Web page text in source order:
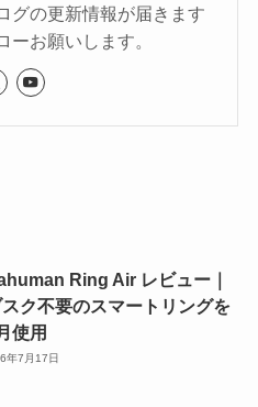
グの更新情報が届きます
ーお願いします。
Ring Air レビュー｜
ク不要のスマートリングを
使用
年7月17日